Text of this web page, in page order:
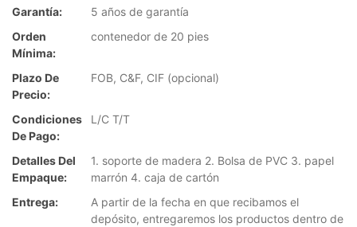
Garantía:
5 años de garantía
Orden
Mínima:
contenedor de 20 pies
Plazo De
Precio:
FOB, C&F, CIF (opcional)
Condiciones
De Pago:
L/C T/T
Detalles Del
Empaque:
1. soporte de madera 2. Bolsa de PVC 3. papel
marrón 4. caja de cartón
Entrega:
A partir de la fecha en que recibamos el
depósito, entregaremos los productos dentro de